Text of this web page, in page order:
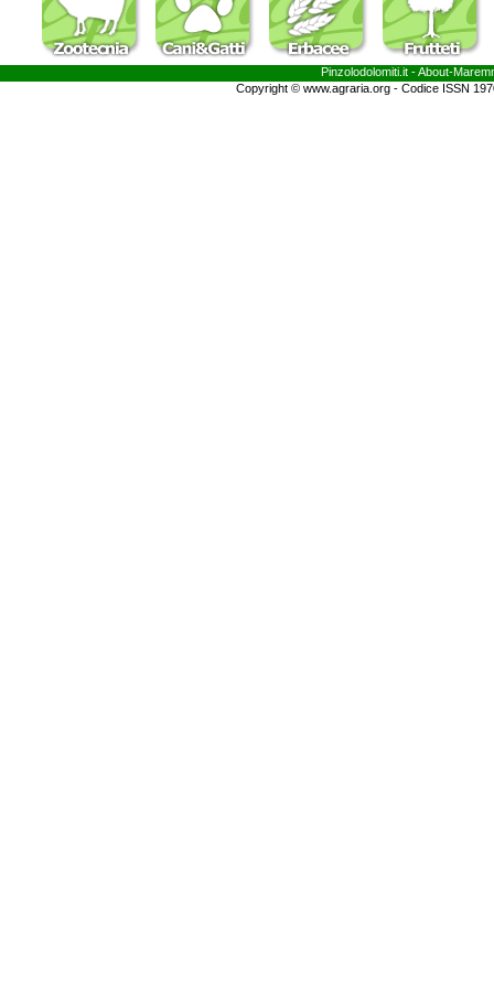
Pinzolodolomiti.it - About-
Copyright © www.agraria.org - Codice ISSN